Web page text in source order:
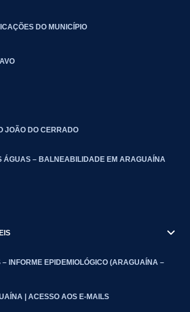
DO MUNICÍPIO
JOÃO DO CERRADO
ÁGUAS – BALNEABILIDADE EM ARAGUAÍNA
INFORME EPIDEMIOLÓGICO (ARAGUAÍNA –
| ACESSO AOS E-MAILS